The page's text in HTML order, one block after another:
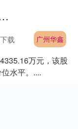
月3日获融资买入4335.16万元
广州华鑫
载
万元，该股
水平。....